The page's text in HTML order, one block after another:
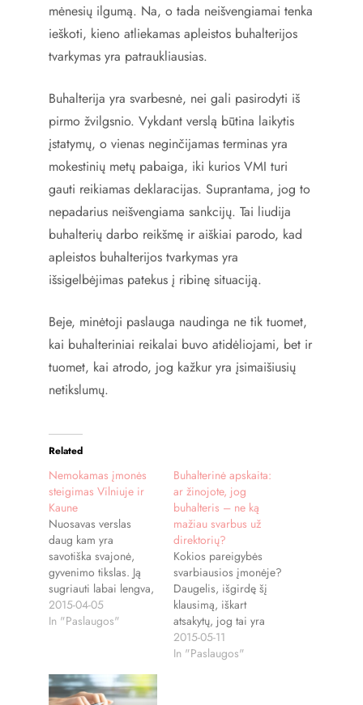
mėnesių ilgumą. Na, o tada neišvengiamai tenka
ieškoti, kieno atliekamas apleistos buhalterijos
tvarkymas yra patraukliausias.
Buhalterija yra svarbesnė, nei gali pasirodyti iš
pirmo žvilgsnio. Vykdant verslą būtina laikytis
įstatymų, o vienas neginčijamas terminas yra
mokestinių metų pabaiga, iki kurios VMI turi
gauti reikiamas deklaracijas. Suprantama, jog to
nepadarius neišvengiama sankcijų. Tai liudija
buhalterių darbo reikšmę ir aiškiai parodo, kad
apleistos buhalterijos tvarkymas yra
išsigelbėjimas patekus į ribinę situaciją.
Beje, minėtoji paslauga naudinga ne tik tuomet,
kai buhalteriniai reikalai buvo atidėliojami, bet ir
tuomet, kai atrodo, jog kažkur yra įsimaišiusių
netikslumų.
Related
Nemokamas įmonės
steigimas Vilniuje ir
Kaune
Nuosavas verslas
daug kam yra
savotiška svajonė,
gyvenimo tikslas. Ją
sugriauti labai lengva,
todėl kai kurios
įmonės ir valstybinės
savo verslą ir kleisti
žmonėms įgyvendinti
2015-04-05
In "Paslaugos"
Buhalterinė apskaita:
ar žinojote, jog
buhalteris – ne ką
mažiau svarbus už
direktorių?
Kokios pareigybės
svarbiausios įmonėje?
Daugelis, išgirdę šį
klausimą, iškart
atsakytų, jog tai yra
aukščiausiai sėdintis
asmuo – direktorius.
2015-05-11
In "Paslaugos"